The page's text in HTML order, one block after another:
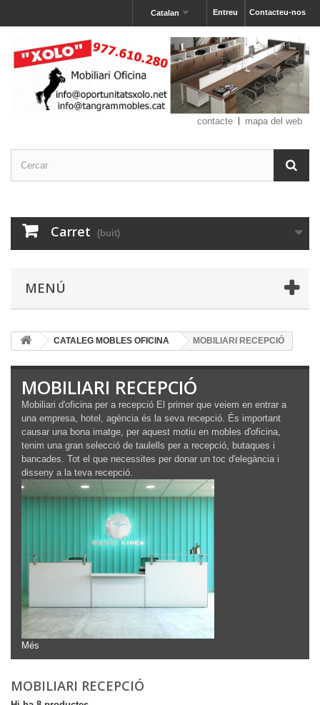
Contacteu-nos
Entreu
Catalan
contacte mapa del web
Carret (buit)
MENÚ
CATALEG MOBLES OFICINA MOBILIARI RECEPCIÓ
MOBILIARI RECEPCIÓ
Mobiliari d'oficina per a recepció El primer que veiem en entrar a
una empresa, hotel, agència és la seva recepció. És important
causar una bona imatge, per aquest motiu en mobles d'oficina,
tenim una gran selecció de taulells per a recepció, butaques i
bancades. Tot el que necessites per donar un toc d'elegància i
disseny a la teva recepció.
Més
MOBILIARI RECEPCIÓ